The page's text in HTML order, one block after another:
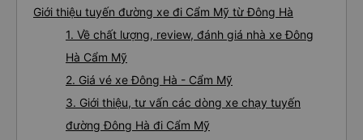
Giới thiệu tuyến đường xe đi Cẩm Mỹ từ Đông Hà
1. Về chất lượng, review, đánh giá nhà xe Đông
Hà Cẩm Mỹ
2. Giá vé xe Đông Hà - Cẩm Mỹ
3. Giới thiệu, tư vấn các dòng xe chạy tuyến
đường Đông Hà đi Cẩm Mỹ